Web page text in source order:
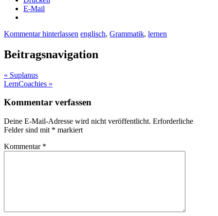
E-Mail
Kommentar hinterlassen englisch, Grammatik, lernen
Beitragsnavigation
« Suplanus
LernCoachies »
Kommentar verfassen
Deine E-Mail-Adresse wird nicht veröffentlicht. Erforderliche
Felder sind mit * markiert
Kommentar *